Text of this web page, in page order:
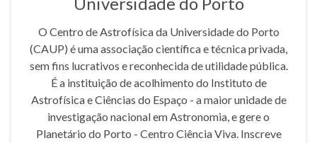
O Centro de Astrofísica da Universidade do Porto
(CAUP) é uma associação científica e técnica privada,
sem fins lucrativos e reconhecida de utilidade pública.
É a instituição de acolhimento do Instituto de
Astrofísica e Ciências do Espaço - a maior unidade de
investigação nacional em Astronomia, e gere o
Planetário do Porto - Centro Ciência Viva. Inscreve